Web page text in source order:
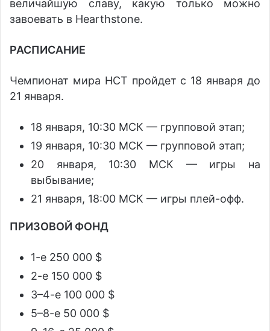
величайшую славу, какую только можно
завоевать в Hearthstone.
РАСПИСАНИЕ
Чемпионат мира HCT пройдет с 18 января до
21 января.
18 января, 10:30 МСК — групповой этап;
19 января, 10:30 МСК — групповой этап;
20 января, 10:30 МСК — игры на
выбывание;
21 января, 18:00 МСК — игры плей-офф.
ПРИЗОВОЙ ФОНД
1-е 250 000 $
2-е 150 000 $
3–4-е 100 000 $
5–8-е 50 000 $